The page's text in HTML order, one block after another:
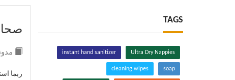
ربما
TAGS
Ultra Dry Nappies
instant hand sanitizer
soap
cleaning wipes